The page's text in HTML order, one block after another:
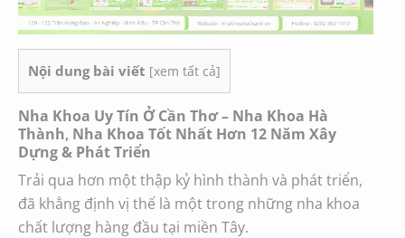
Nội dung bài viết [xem tất cả]
Nha Khoa Uy Tín Ở Cần Thơ – Nha Khoa Hà
Thành, Nha Khoa Tốt Nhất Hơn 12 Năm Xây
Dựng & Phát Triển
Trải qua hơn một thập kỷ hình thành và phát triển,
đã khẳng định vị thế là một trong những nha khoa
chất lượng hàng đầu tại miền Tây.